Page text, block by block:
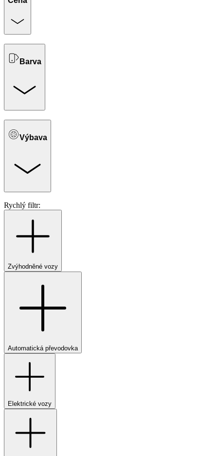
Barva
Výbava
Rychlý filtr:
Zvýhodněné vozy
Automatická převodovka
Elektrické vozy